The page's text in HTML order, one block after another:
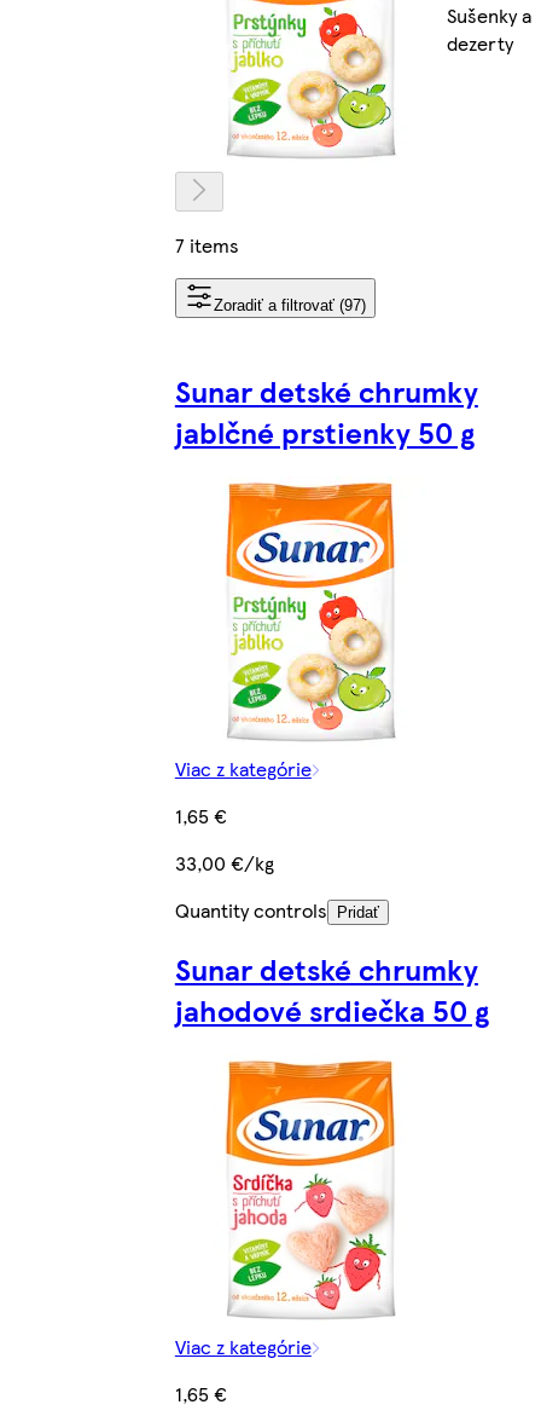
Sušenky a
dezerty
7 items
Zoradiť a filtrovať (97)
Sunar detské chrumky
jablčné prstienky 50 g
Viac z kategórie
1,65 €
33,00 €/kg
Quantity controls
Pridať
Sunar detské chrumky
jahodové srdiečka 50 g
Viac z kategórie
1,65 €